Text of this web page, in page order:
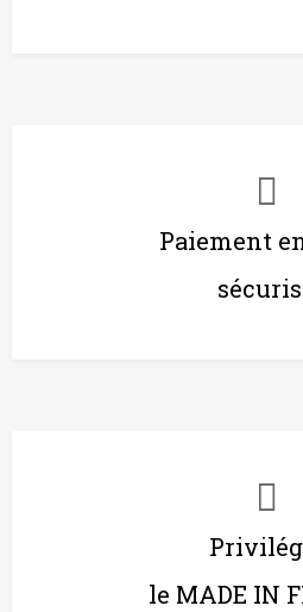
Paiement
le MADE IN